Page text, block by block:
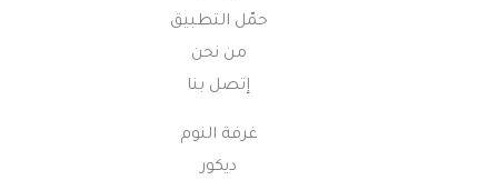
حمّل التطبيق
من نحن
إتصل بنا
غرفة النوم
ديكور